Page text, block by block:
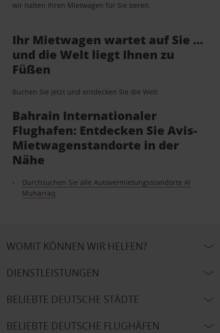
wir halten Ihren Mietwagen für Sie bereit.
Ihr Mietwagen wartet auf Sie …
und die Welt liegt Ihnen zu
Füßen
Buchen Sie jetzt und entdecken Sie die Welt.
Bahrain Internationaler
Flughafen: Entdecken Sie Avis-
Mietwagenstandorte in der
Nähe
Durchsuchen Sie alle Autovermietungsstandorte Al
Muharraq
WOMIT KÖNNEN WIR HELFEN?
DIENSTLEISTUNGEN
BELIEBTE DEUTSCHE STÄDTE
BELIEBTE DEUTSCHE FLUGHÄFEN